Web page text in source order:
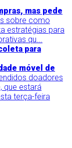
mas pede
sobre como
estratégias para
qu...
móvel de
doadores
que estará
terça-feira